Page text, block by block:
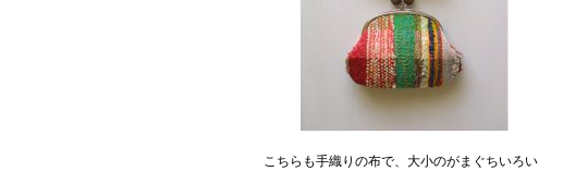
こちらも手織りの布で、大小のがまぐちいろい